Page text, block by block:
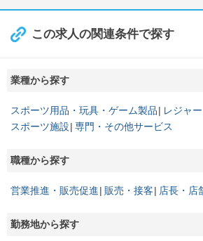
この求人の関連条件で探す
業種から探す
スポーツ用品・玩具・ゲーム製品
レジャ
スポーツ施設 専門・その他サービス
職種から探す
営業推進・販売促進 販売・接客 店長・店
勤務地から探す